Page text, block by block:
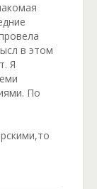
в этом
Я
По